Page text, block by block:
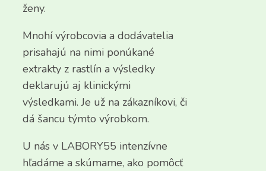
ženy.
Mnohí výrobcovia a dodávatelia
prisahajú na nimi ponúkané
extrakty z rastlín a výsledky
deklarujú aj klinickými
výsledkami. Je už na zákazníkovi, či
dá šancu týmto výrobkom.
U nás v LABORY55 intenzívne
hľadáme a skúmame, ako pomôcť